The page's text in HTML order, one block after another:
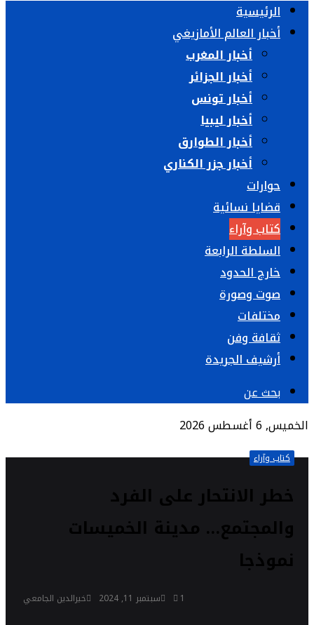
الرئيسية
أخبار العالم الأمازيغي
أخبار المغرب
أخبار الجزائر
أخبار تونس
أخبار ليبيا
أخبار الطوارق
أخبار جزر الكناري
حوارات
قضايا نسائية
كتاب وآراء
السلطة الرابعة
خارج الحدود
صوت وصورة
مختلفات
ثقافة وفن
أرشيف الجريدة
بحث عن
الخميس, 6 أغسطس 2026
كتاب وآراء
خطر الانتحار على الفرد
والمجتمع… مدينة الخميسات
نموذجا
خيرالدين الجامعي سبتمبر 11, 2024 1